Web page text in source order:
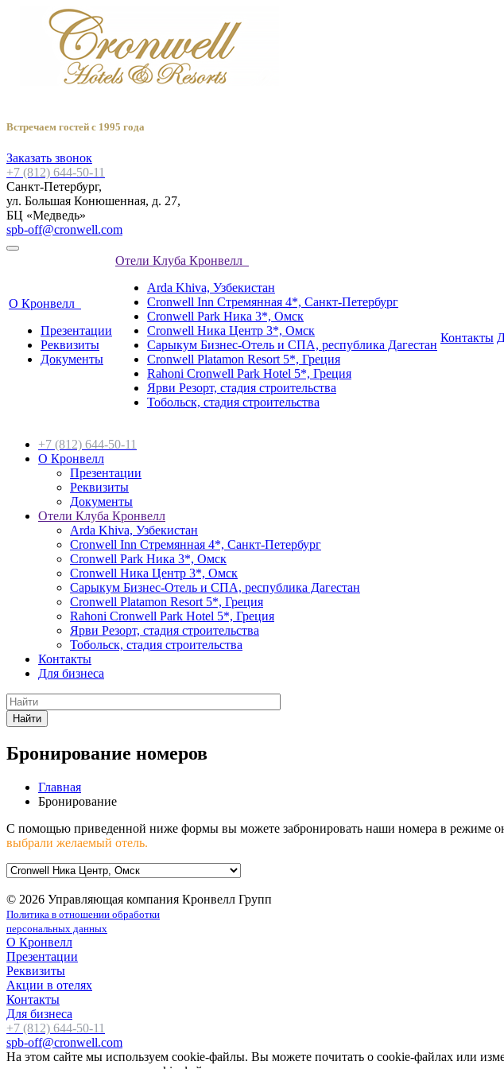
Встречаем гостей с 1995 года
Заказать звонок
+7 (812) 644-50-11
Санкт-Петербург,
ул. Большая Конюшенная, д. 27,
БЦ «Медведь»
spb-off@cronwell.com
О Кронвелл
Презентации
Реквизиты
Документы
Отели Клуба Кронвелл
Arda Khiva, Узбекистан
Cronwell Inn Стремянная 4*, Санкт-Петербург
Cronwell Park Ника 3*, Омск
Cronwell Ника Центр 3*, Омск
Сарыкум Бизнес-Отель и СПА, республика Дагестан
Cronwell Platamon Resort 5*, Греция
Rahoni Cronwell Park Hotel 5*, Греция
Ярви Резорт, стадия строительства
Тобольск, стадия строительства
Контакты
+7 (812) 644-50-11
О Кронвелл
Презентации
Реквизиты
Документы
Отели Клуба Кронвелл
Arda Khiva, Узбекистан
Cronwell Inn Стремянная 4*, Санкт-Петербург
Cronwell Park Ника 3*, Омск
Cronwell Ника Центр 3*, Омск
Сарыкум Бизнес-Отель и СПА, республика Дагестан
Cronwell Platamon Resort 5*, Греция
Rahoni Cronwell Park Hotel 5*, Греция
Ярви Резорт, стадия строительства
Тобольск, стадия строительства
Контакты
Для бизнеса
Найти
Бронирование номеров
Главная
Бронирование
С помощью приведенной ниже формы вы можете забронировать наши номера в режиме
выбрали желаемый отель.
© 2026 Управляющая компания Кронвелл Групп
Политика в отношении обработки
персональных данных
О Кронвелл
Презентации
Реквизиты
Акции в отелях
Контакты
Для бизнеса
+7 (812) 644-50-11
spb-off@cronwell.com
На этом сайте мы используем cookie-файлы. Вы можете почитать о cookie-файлах или